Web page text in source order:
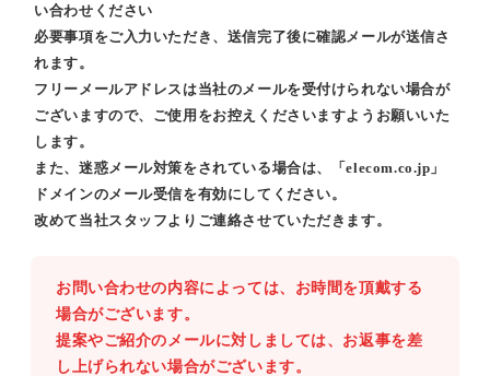
い合わせください
必要事項をご入力いただき、送信完了後に確認メールが送信さ
れます。
フリーメールアドレスは当社のメールを受付けられない場合が
ございますので、ご使用をお控えくださいますようお願いいた
します。
また、迷惑メール対策をされている場合は、「elecom.co.jp」
ドメインのメール受信を有効にしてください。
改めて当社スタッフよりご連絡させていただきます。
お問い合わせの内容によっては、お時間を頂戴する
場合がございます。
提案やご紹介のメールに対しましては、お返事を差
し上げられない場合がございます。